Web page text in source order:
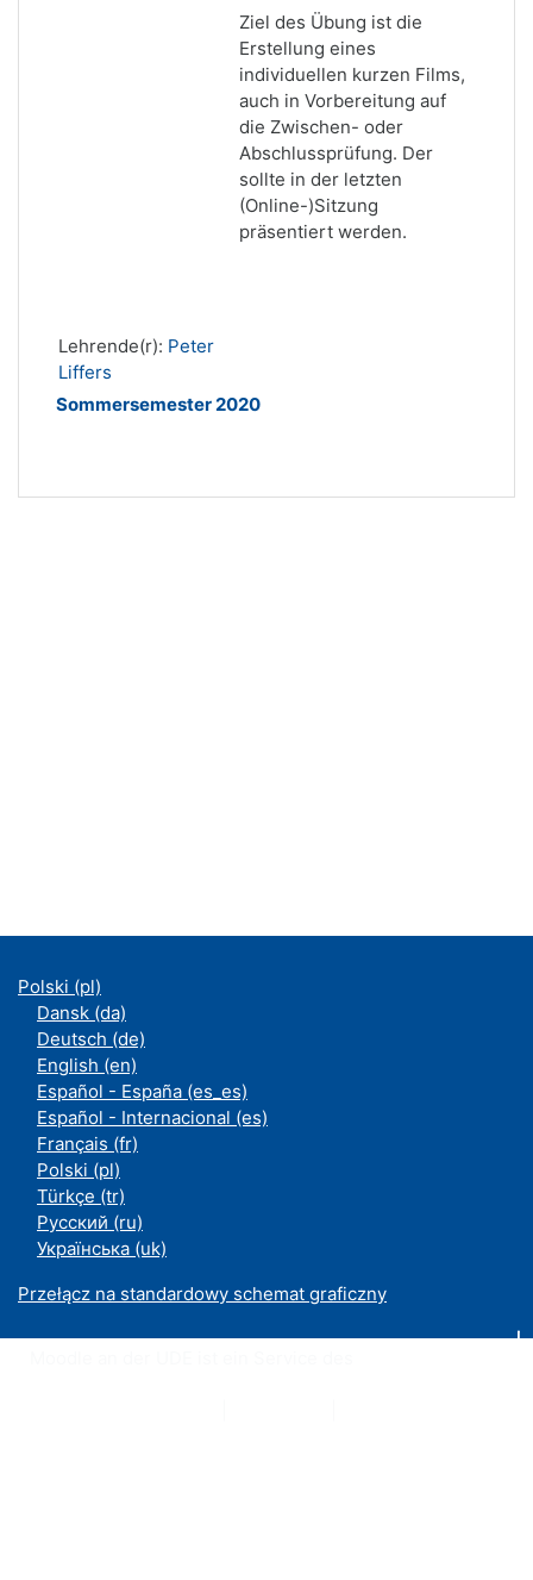
Ziel des Übung ist die
Erstellung eines
individuellen kurzen Films,
auch in Vorbereitung auf
die Zwischen- oder
Abschlussprüfung. Der
sollte in der letzten
(Online-)Sitzung
präsentiert werden.
Lehrende(r): Peter
Liffers
Sommersemester 2020
Polski ‎(pl)‎
Dansk ‎(da)‎
Deutsch ‎(de)‎
English ‎(en)‎
Español - España ‎(es_es)‎
Español - Internacional ‎(es)‎
Français ‎(fr)‎
Polski ‎(pl)‎
Türkçe ‎(tr)‎
Русский ‎(ru)‎
Українська ‎(uk)‎
Przełącz na standardowy schemat graficzny